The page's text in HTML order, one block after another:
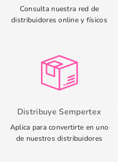
Consulta nuestra red de
distribuidores online y físicos
Distribuye Sempertex
Aplica para convertirte en uno
de nuestros distribuidores